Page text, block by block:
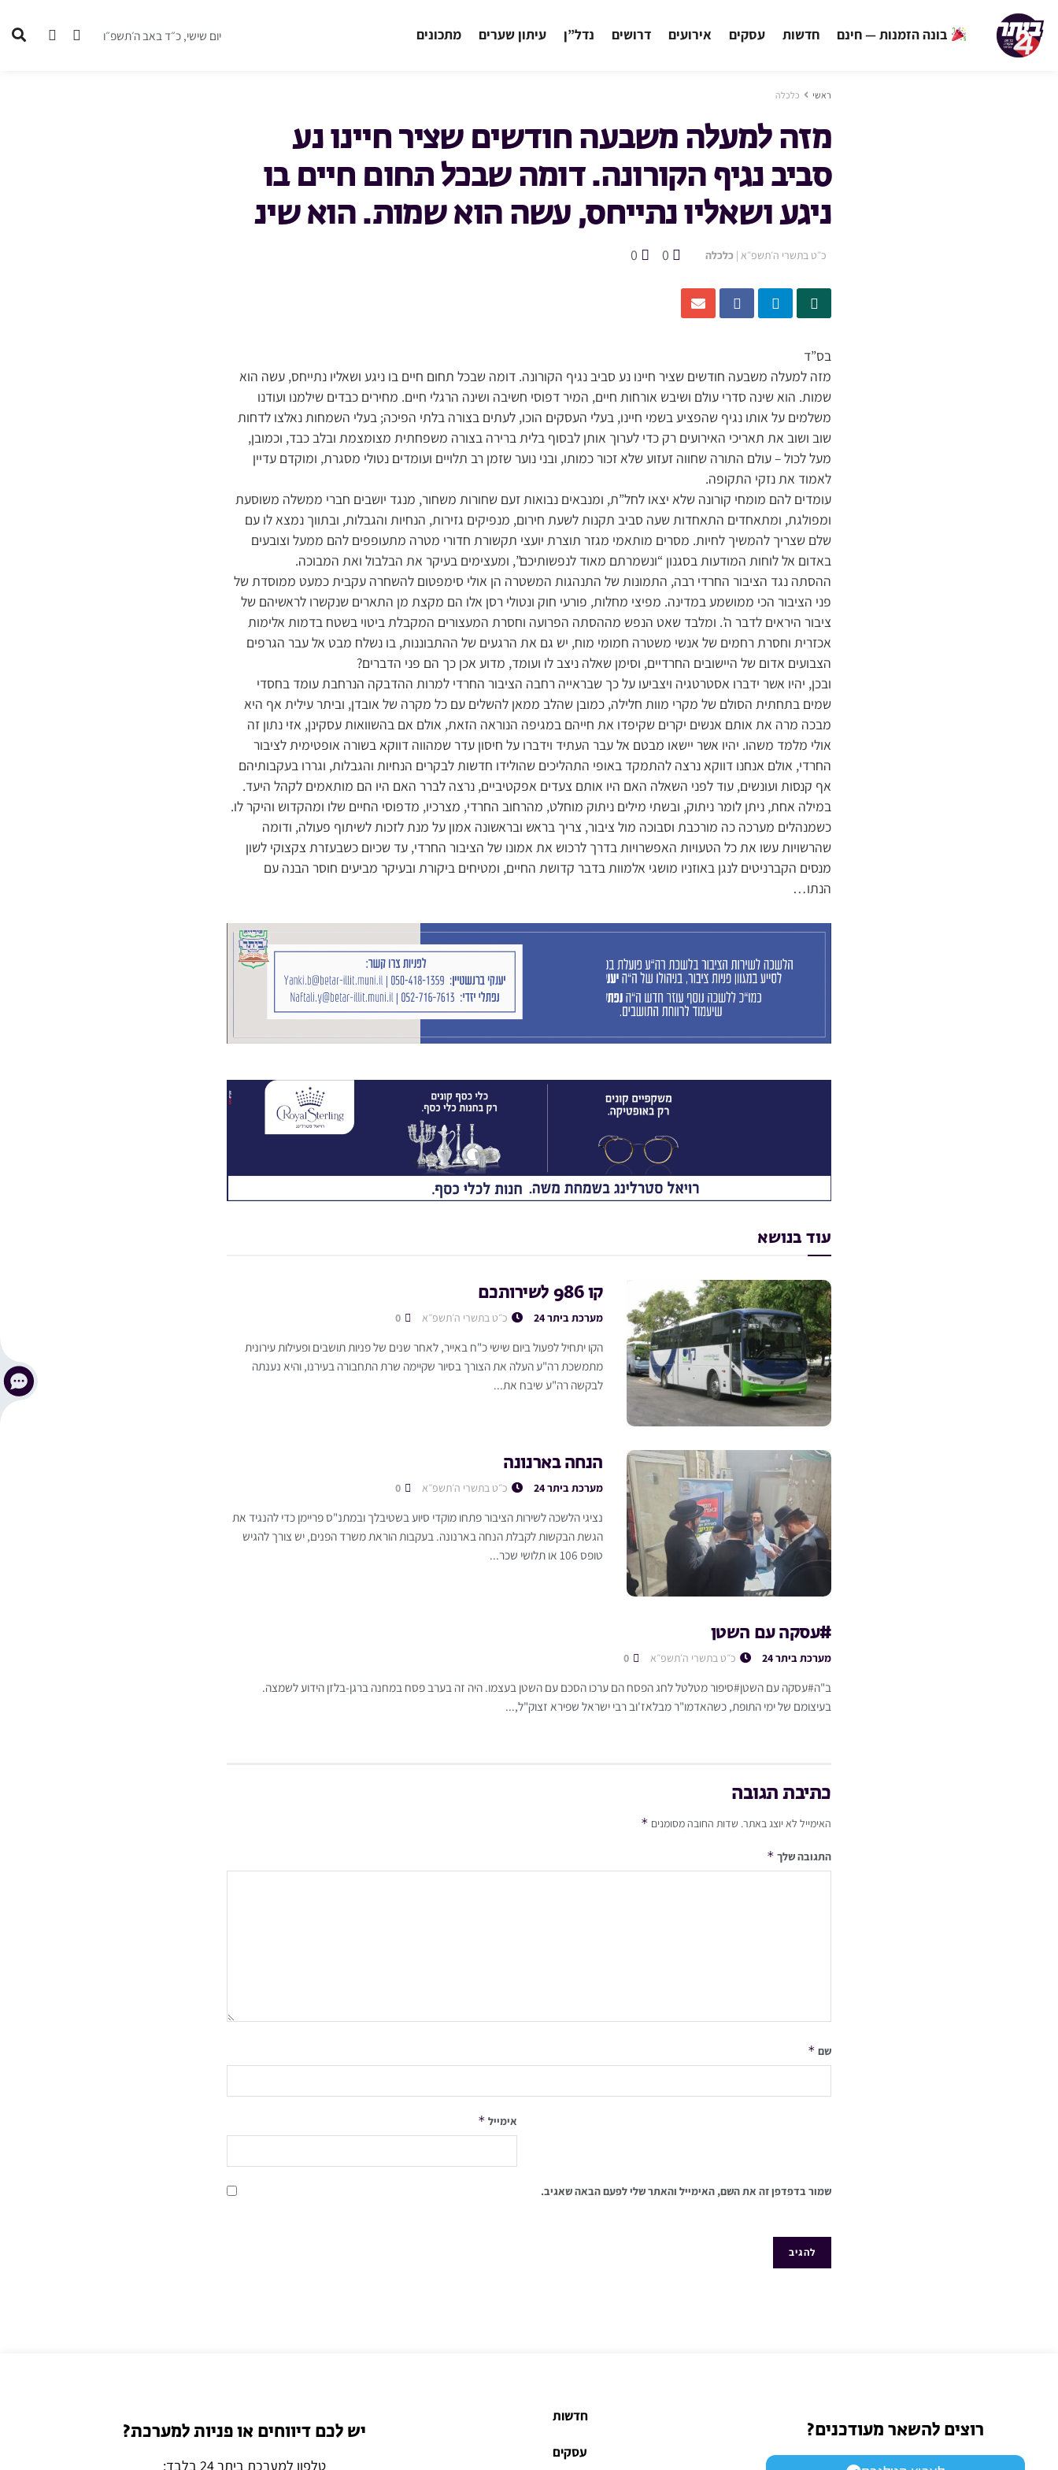
בונה הזמנות — חינם חדשות עסקים אירועים דרושים נדל”ן עיתון שערים מתכונים יום שישי, כ״ד באב ה׳תשפ״ו
ראשי כלכלה
מזה למעלה משבעה חודשים שציר חיינו נע
סביב נגיף הקורונה. דומה שבכל תחום חיים בו
ניגע ושאליו נתייחס, עשה הוא שמות. הוא שינ
כ״ט בתשרי ה׳תשפ״א | כלכלה 0
0
בס”ד
מזה למעלה משבעה חודשים שציר חיינו נע סביב נגיף הקורונה. דומה שבכל תחום חיים בו ניגע ושאליו נתייחס, עשה הוא
שמות. הוא שינה סדרי עולם ושיבש אורחות חיים, המיר דפוסי חשיבה ושינה הרגלי חיים. מחירים כבדים שילמנו ועודנו
משלמים על אותו נגיף שהפציע בשמי חיינו, בעלי העסקים הוכו, לעתים בצורה בלתי הפיכה; בעלי השמחות נאלצו לדחות
שוב ושוב את תאריכי האירועים רק כדי לערוך אותן לבסוף בלית ברירה בצורה משפחתית מצומצמת ובלב כבד, וכמובן,
מעל לכול – עולם התורה שחווה זעזוע שלא זכור כמותו, ובני נוער שזמן רב תלויים ועומדים נטולי מסגרת, ומוקדם עדיין
לאמוד את נזקי התקופה.
עומדים להם מומחי קורונה שלא יצאו לחל”ת, ומנבאים נבואות זעם שחורות משחור, מנגד יושבים חברי ממשלה משוסעת
ומפולגת, ומתאחדים התאחדות שעה סביב תקנות לשעת חירום, מנפיקים גזירות, הנחיות והגבלות, ובתווך נמצא לו עם
שלם שצריך להמשיך לחיות. מסרים מותאמי מגזר תוצרת יועצי תקשורת חדורי מטרה מתעופפים להם ממעל וצובעים
באדום אל לוחות המודעות בסגנון “ונשמרתם מאוד לנפשותיכם”, ומעצימים בעיקר את הבלבול ואת המבוכה.
ההסתה נגד הציבור החרדי רבה, התמונות של התנהגות המשטרה הן אולי סימפטום להשחרה עקבית כמעט ממוסדת של
פני הציבור הכי ממושמע במדינה. מפיצי מחלות, פורעי חוק ונטולי רסן אלו הם מקצת מן התארים שנקשרו לראשיהם של
ציבור היראים לדבר ה’. ומלבד שאט הנפש מההסתה הפרועה וחסרת המעצורים המקבלת ביטוי בשטח בדמות אלימות
אכזרית וחסרת רחמים של אנשי משטרה חמומי מוח, יש גם את הרגעים של ההתבוננות, בו נשלח מבט אל עבר הגרפים
הצבועים אדום של היישובים החרדיים, וסימן שאלה ניצב לו ועומד, מדוע אכן כך הם פני הדברים?
ובכן, יהיו אשר ידברו אסטרטגיה ויצביעו על כך שבראייה רחבה הציבור החרדי למרות ההדבקה הנרחבת עומד בחסדי
שמים בתחתית הסולם של מקרי מוות חלילה, כמובן שהלב ממאן להשלים עם כל מקרה של אובדן, וביתר עילית אף היא
מבכה מרה את אותם אנשים יקרים שקיפדו את חייהם במגיפה הנוראה הזאת, אולם אם בהשוואות עסקינן, אזי נתון זה
אולי מלמד משהו. יהיו אשר יישאו מבטם אל עבר העתיד וידברו על חיסון עדר שמהווה דווקא בשורה אופטימית לציבור
החרדי, אולם אנחנו דווקא נרצה להתמקד באופי התהליכים שהולידו חדשות לבקרים הנחיות והגבלות, וגררו בעקבותיהם
אף קנסות ועונשים, עוד לפני השאלה האם היו אותם צעדים אפקטיביים, נרצה לברר האם היו הם מותאמים לקהל היעד.
במילה אחת, ניתן לומר ניתוק, ובשתי מילים ניתוק מוחלט, מהרחוב החרדי, מצרכיו, מדפוסי החיים שלו ומהקדוש והיקר לו.
כשמנהלים מערכה כה מורכבת וסבוכה מול ציבור, צריך בראש ובראשונה אמון על מנת לזכות לשיתוף פעולה, ודומה
שהרשויות עשו את כל הטעויות האפשרויות בדרך לרכוש את אמונו של הציבור החרדי, עד שכיום כשבעזרת צקצוקי לשון
מנסים הקברניטים לנגן באוזניו מושגי אלמוות בדבר קדושת החיים, ומטיחים ביקורת ובעיקר מביעים חוסר הבנה עם
הנתו…
עוד בנושא
קו 986 לשירותכם
מערכת ביתר 24 כ״ט בתשרי ה׳תשפ״א
הקו יתחיל לפעול ביום שישי כ"ח באייר, לאחר שנים של פניות תושבים ופעילות עירונית
מתמשכת רה"ע העלה את הצורך בסיור שקיימה שרת התחבורה בעירנו, והיא נענתה
לבקשה רה"ע שיבח את...
הנחה בארנונה
מערכת ביתר 24 כ״ט בתשרי ה׳תשפ״א
נציגי הלשכה לשירות הציבור פתחו מוקדי סיוע בשטיבלך ובמתנ"ס פריימן כדי להנגיד את
הגשת הבקשות לקבלת הנחה בארנונה. בעקבות הוראת משרד הפנים, יש צורך להגיש
טופס 106 או תלושי שכר...
#עסקה עם השטן
מערכת ביתר 24 כ״ט בתשרי ה׳תשפ״א
ב"ה#עסקה עם השטן#סיפור מטלטל לחג הפסח הם ערכו הסכם עם השטן בעצמו. היה זה בערב פסח במחנה ברגן-בלזן הידוע לשמצה.
בעיצומם של ימי התופת, כשהאדמו"ר מבלאז'וב רבי ישראל שפירא זצוק"ל,...
כתיבת תגובה
האימייל לא יוצג באתר. שדות החובה מסומנים *
התגובה שלך *
שם *
אימייל *
שמור בדפדפן זה את השם, האימייל והאתר שלי לפעם הבאה שאגיב.
רוצים להשאר מעודכנים?
חדשות
עסקים
יש לכם דיווחים או פניות למערכת?
טלפון למערכת ביתר 24 בלבד: